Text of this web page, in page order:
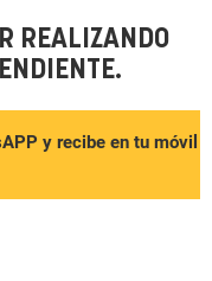
REALIZANDO
y recibe en tu móvil